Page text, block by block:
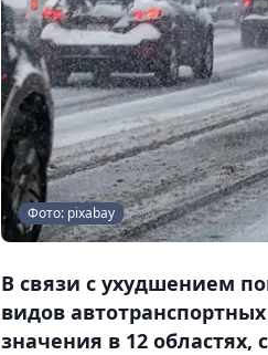
Фото: pixabay
В связи с ухудшением
видов
значения в 12 областях,